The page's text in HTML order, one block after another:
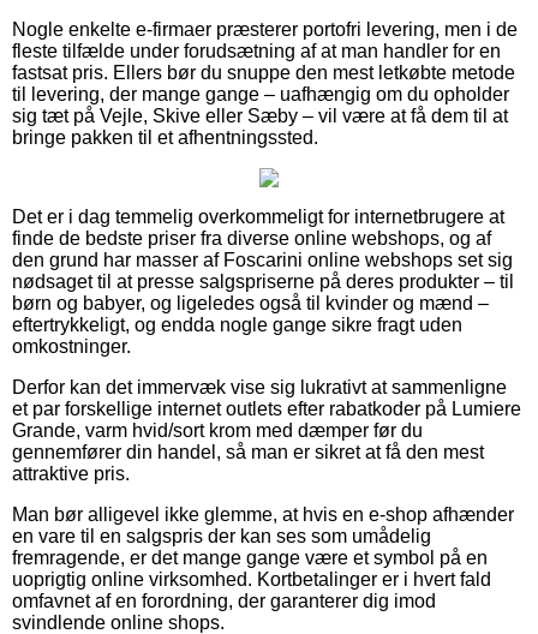
Nogle enkelte e-firmaer præsterer portofri levering, men i de
fleste tilfælde under forudsætning af at man handler for en
fastsat pris. Ellers bør du snuppe den mest letkøbte metode
til levering, der mange gange – uafhængig om du opholder
sig tæt på Vejle, Skive eller Sæby – vil være at få dem til at
bringe pakken til et afhentningssted.
Det er i dag temmelig overkommeligt for internetbrugere at
finde de bedste priser fra diverse online webshops, og af
den grund har masser af Foscarini online webshops set sig
nødsaget til at presse salgspriserne på deres produkter – til
børn og babyer, og ligeledes også til kvinder og mænd –
eftertrykkeligt, og endda nogle gange sikre fragt uden
omkostninger.
Derfor kan det immervæk vise sig lukrativt at sammenligne
et par forskellige internet outlets efter rabatkoder på Lumiere
Grande, varm hvid/sort krom med dæmper før du
gennemfører din handel, så man er sikret at få den mest
attraktive pris.
Man bør alligevel ikke glemme, at hvis en e-shop afhænder
en vare til en salgspris der kan ses som umådelig
fremragende, er det mange gange være et symbol på en
uoprigtig online virksomhed. Kortbetalinger er i hvert fald
omfavnet af en forordning, der garanterer dig imod
svindlende online shops.